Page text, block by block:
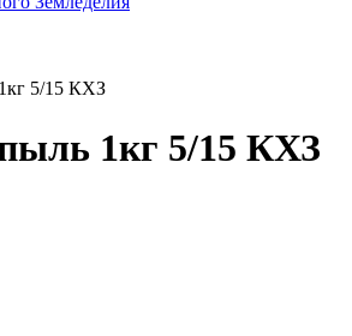
5/15 КХЗ
1кг 5/15 КХЗ